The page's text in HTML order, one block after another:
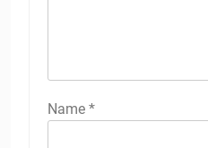
Name *